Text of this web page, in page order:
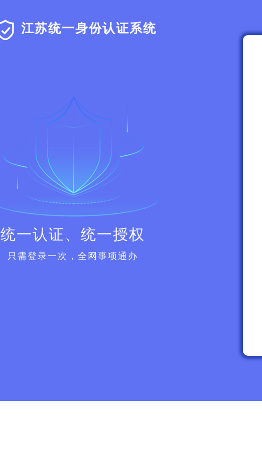
江苏统一身份认证系统
统一认证、统一授权
只需登录一次，全网事项通办